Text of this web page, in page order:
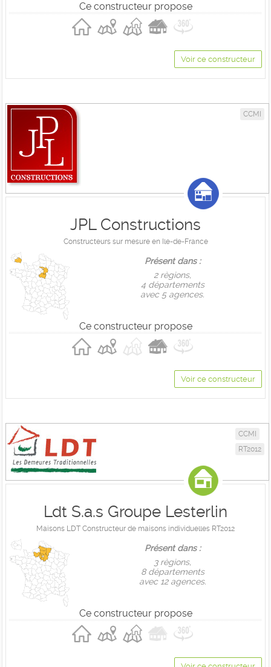
Ce constructeur propose
Voir ce constructeur
CCMI
JPL Constructions
Constructeurs sur mesure en Ile-de-France
Présent dans :
2 règions,
4 départements
avec 5 agences.
Ce constructeur propose
Voir ce constructeur
CCMI
RT2012
Ldt S.a.s Groupe Lesterlin
Maisons LDT Constructeur de maisons individuelles RT2012
Présent dans :
3 règions,
8 départements
avec 12 agences.
Ce constructeur propose